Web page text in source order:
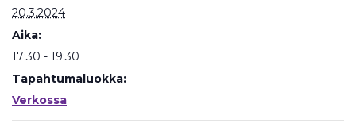
20.3.2024
Aika:
17:30 - 19:30
Tapahtumaluokka:
Verkossa